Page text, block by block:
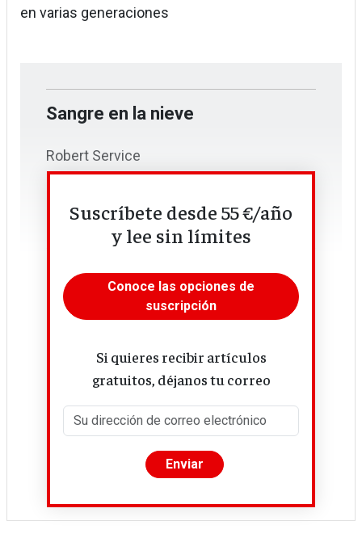
en varias generaciones
Sangre en la nieve
Robert Service
Debate, 2026
28,90 €
Suscríbete desde 55 €/año
y lee sin límites
Conoce las opciones de
suscripción
Si quieres recibir artículos
gratuitos, déjanos tu correo